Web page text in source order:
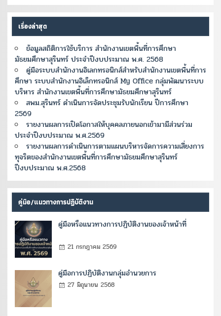
เรื่องล่าสุด
ข้อมูลสถิติการใช้บริการ สำนักงานเขตพื้นที่การศึกษา
มัธยมศึกษาสุรินทร์ ประจำปีงบประมาณ พ.ศ. 2568
คู่มือระบบสำนักงานอิเลกทรอนิกส์สำหรับสำนักงานเขตพื้นที่การ
ศึกษา ระบบสำนักงานอิเล็กทรอนิกส์ My Office กลุ่มพัฒนาระบบ
บริหาร สำนักงานเขตพื้นที่การศึกษามัธยมศึกษาสุรินทร์
สพม.สุรินทร์ ดำเนินการจัดประชุมรับนักเรียน ปีการศึกษา
2569
รายงานผลการเปิดโอกาสให้บุคคลภายนอกเข้ามามีส่วนร่วม
ประจำปีงบประมาณ พ.ศ.2569
รายงานผลการดำเนินการตามแผนบริหารจัดการความเสี่ยงการ
ทุจริตของสำนักงานเขตพื้นที่การศึกษามัธยมศึกษาสุรินทร์
ปีงบประมาณ พ.ศ.2568
คู่มือ/แนวทางการปฏิบัติงาน
คู่มือหรือแนวทางการปฏิบัติงานของเจ้าหน้าที่
21 กรกฎาคม 2569
คู่มือการปฏิบัติงานกลุ่มอำนวยการ
27 มิถุนายน 2568